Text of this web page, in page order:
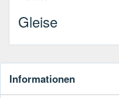
Gleise
Informationen